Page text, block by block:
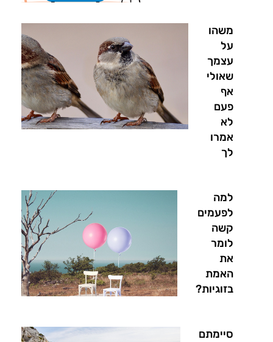
משהו
על
עצמך
שאולי
אף
פעם
לא
אמרו
לך
למה
לפעמים
קשה
לומר
את
האמת
בזוגיות?
סיימתם